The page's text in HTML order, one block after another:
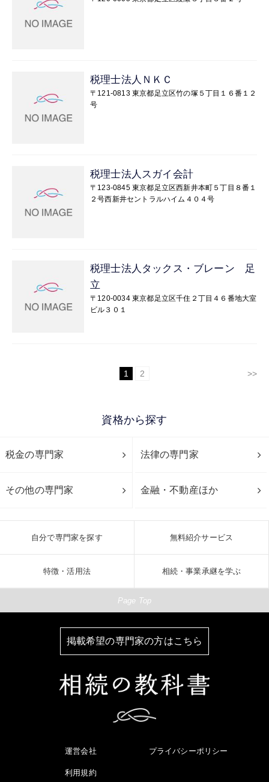
税理士法人ＮＫＣ
〒121-0813 東京都足立区竹の塚５丁目１６番１２
号
税理士法人スガイ会計
〒123-0845 東京都足立区西新井本町５丁目８番１
２号西新井セントラルハイム４０４号
税理士法人タックス・ブレーン 足
立
〒120-0034 東京都足立区千住２丁目４６番地大室
ビル３０１
1 2 >>
資格から探す
税金の専門家 法律の専門家
その他の専門家 金融・不動産ほか
自分で専門家を探す 無料紹介サービス
特徴・活用法 相続・事業承継を学ぶ
Page Top
掲載希望の専門家の方はこちら
運営会社 プライバシーポリシー
利用規約